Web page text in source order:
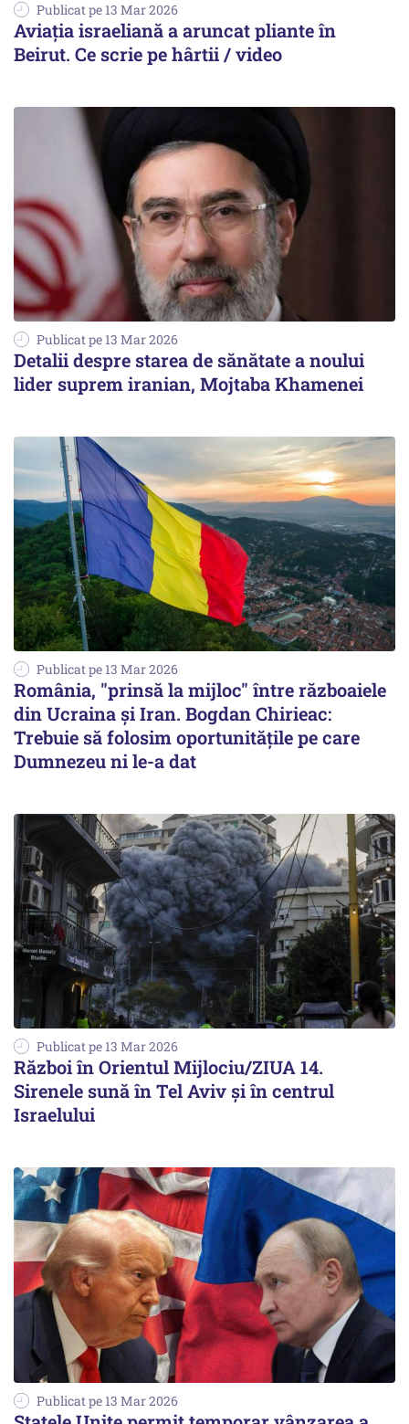
Publicat pe 13 Mar 2026
Aviația israeliană a aruncat pliante în
Beirut. Ce scrie pe hârtii / video
Publicat pe 13 Mar 2026
Detalii despre starea de sănătate a noului
lider suprem iranian, Mojtaba Khamenei
Publicat pe 13 Mar 2026
România, "prinsă la mijloc" între războaiele
din Ucraina și Iran. Bogdan Chirieac:
Trebuie să folosim oportunitățile pe care
Dumnezeu ni le-a dat
Publicat pe 13 Mar 2026
Război în Orientul Mijlociu/ZIUA 14.
Sirenele sună în Tel Aviv și în centrul
Israelului
Publicat pe 13 Mar 2026